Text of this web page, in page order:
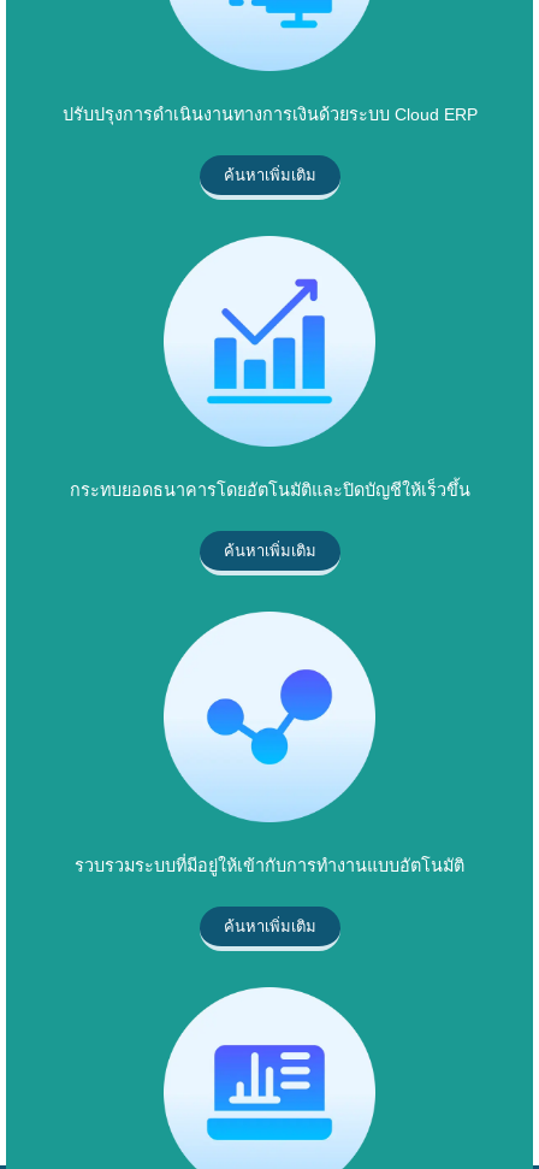
ปรับปรุงการดำเนินงานทางการเงินด้วยระบบ Cloud ERP
ค้นหาเพิ่มเติม
กระทบยอดธนาคารโดยอัตโนมัติและปิดบัญชีให้เร็วขึ้น
ค้นหาเพิ่มเติม
รวบรวมระบบที่มีอยู่ให้เข้ากับการทำงานแบบอัตโนมัติ
ค้นหาเพิ่มเติม